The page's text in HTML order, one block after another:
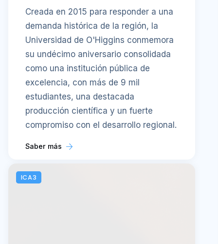
Creada en 2015 para responder a una
demanda histórica de la región, la
Universidad de O'Higgins conmemora
su undécimo aniversario consolidada
como una institución pública de
excelencia, con más de 9 mil
estudiantes, una destacada
producción científica y un fuerte
compromiso con el desarrollo regional.
Saber más
ICA3